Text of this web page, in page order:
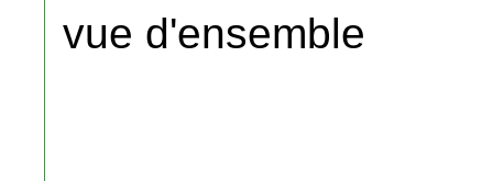
vue d'ensemble